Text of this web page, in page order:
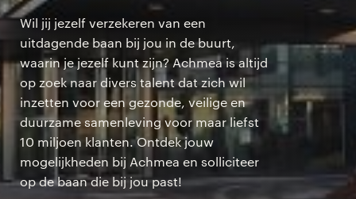
mijn carrière
over randstad
Wil jij jezelf verzekeren van een
uitdagende baan bij jou in de buurt,
waarin je jezelf kunt zijn? Achmea is altijd
op zoek naar divers talent dat zich wil
inzetten voor een gezonde, veilige en
duurzame samenleving voor maar liefst
10 miljoen klanten. Ontdek jouw
mogelijkheden bij Achmea en solliciteer
op de baan die bij jou past!